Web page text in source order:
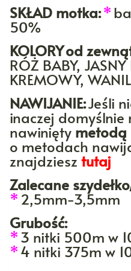
SKŁAD motka:*
50%
KOLORYod
RÓŻ BABY,
KREMOWY,
NAWIJANIE:Jeśli
inaczej domyślnie
nawinięty metodą
o metodach
znajdziesz tutaj
Zalecane
* 2,5mm-3,5mm
Grubość:
*3 nitki 500m w
*4 nitki 375m w